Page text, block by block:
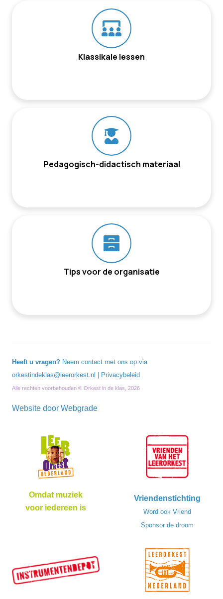
Klassikale lessen
Pedagogisch-didactisch materiaal
Tips voor de organisatie
Omdat muziek
voor iedereen is
Vriendenstichting
Word ook Vriend
Sponsor de droom
Heeft u vragen? Neem contact met ons op via
orkestindeklas@leerorkest.nl
Privacybeleid
Alle rechten voorbehouden © Orkest in de klas, 2026
Website door Webgrade